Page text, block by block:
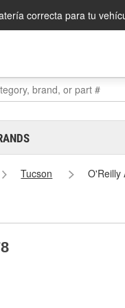
correcta para tu
Tucson O'Reilly